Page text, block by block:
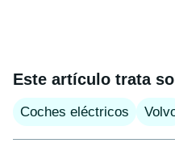
Este artículo trata
Coches eléctricos